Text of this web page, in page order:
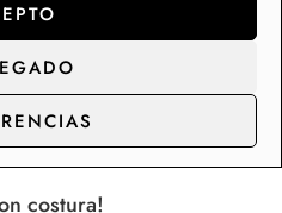
adicional
costura!